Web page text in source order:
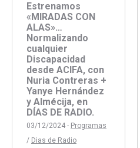
Estrenamos
«MIRADAS CON
ALAS»…
Normalizando
cualquier
Discapacidad
desde ACIFA, con
Nuria Contreras +
Yanye Hernández
y Almécija, en
DÍAS DE RADIO.
03/12/2024 - Programas
/ Dias de Radio